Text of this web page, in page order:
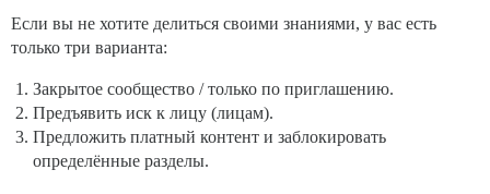
Если вы не хотите делиться своими знаниями, у вас есть
только три варианта:
Закрытое сообщество / только по приглашению.
Предъявить иск к лицу (лицам).
Предложить платный контент и заблокировать
определённые разделы.